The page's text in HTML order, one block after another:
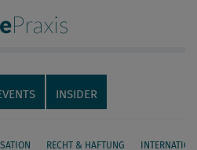
Praxis
INSIDER
RECHT & HAFTUNG